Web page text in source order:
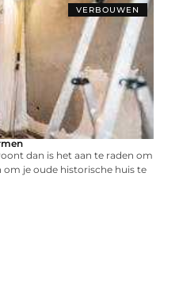
VERBOUWEN
dan is het aan te raden om
je oude historische huis te